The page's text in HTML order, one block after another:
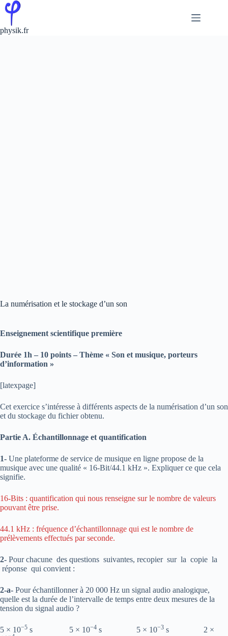
Passer
au
contenu
physik.fr
La numérisation et le stockage d’un son
Enseignement scientifique première
Durée 1h – 10 points – Thème « Son et musique, porteurs
d’information »
[latexpage]
Cet exercice s’intéresse à différents aspects de la numérisation d’un son
et du stockage du fichier obtenu.
Partie A. Échantillonnage et quantification
1- Une plateforme de service de musique en ligne propose de la
musique avec une qualité « 16-Bit/44.1 kHz ». Expliquer ce que cela
signifie.
16-Bits : quantification qui nous renseigne sur le nombre de valeurs
pouvant être prise.
44.1 kHz : fréquence d’échantillonnage qui est le nombre de
prélèvements effectués par seconde.
2- Pour chacune des questions suivantes, recopier sur la copie la
réponse qui convient :
2-a- Pour échantillonner à 20 000 Hz un signal audio analogique,
quelle est la durée de l’intervalle de temps entre deux mesures de la
tension du signal audio ?
5 × 10−5 s 5 × 10−4 s 5 × 10−3 s 2 ×